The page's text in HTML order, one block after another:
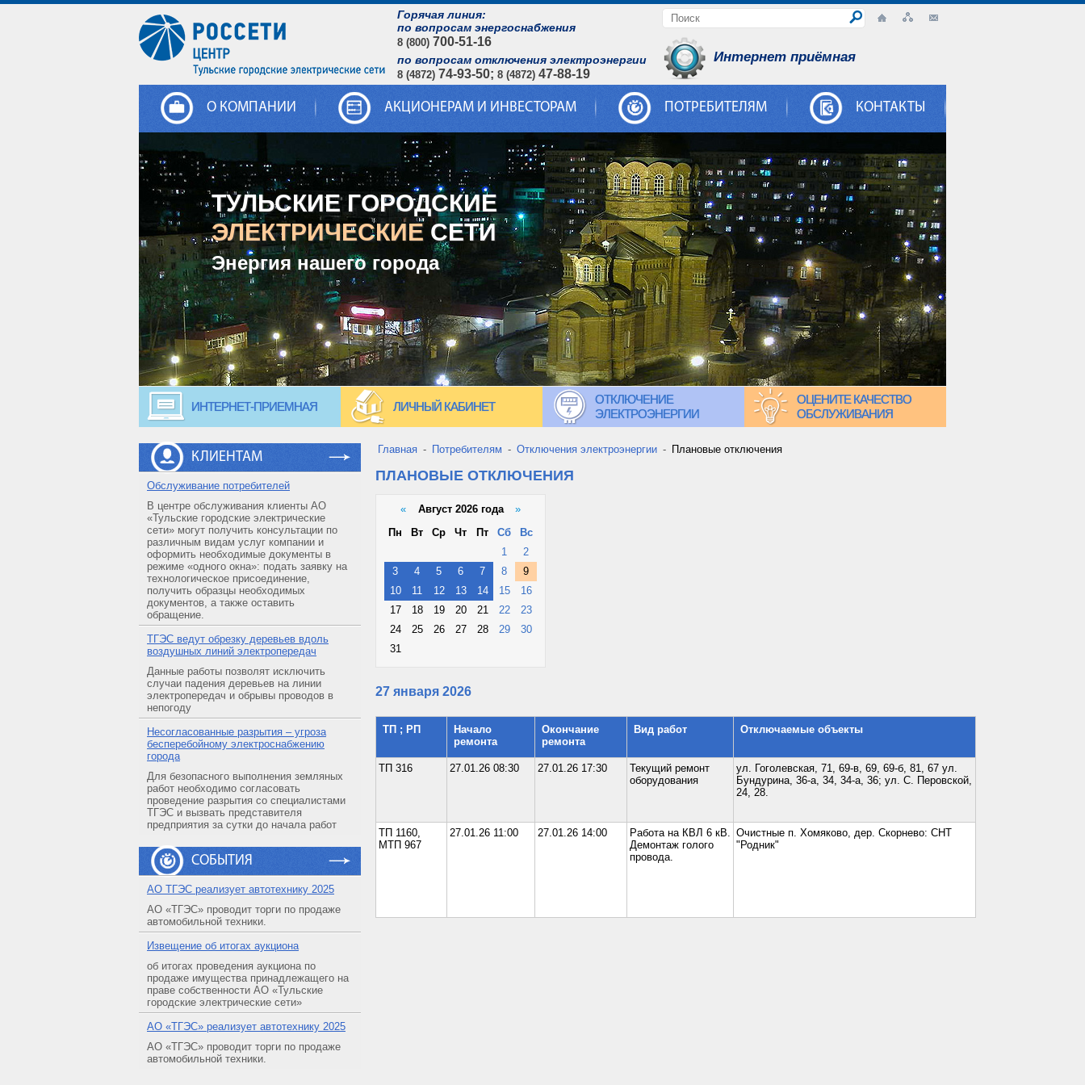
Горячая линия:
по вопросам энергоснабжения
8 (800) 700-51-16
по вопросам отключения электроэнергии
8 (4872) 74-93-50; 8 (4872) 47-88-19
Интернет приёмная
О КОМПАНИИ АКЦИОНЕРАМ И ИНВЕСТОРАМ ПОТРЕБИТЕЛЯМ КОНТАКТЫ
ТУЛЬСКИЕ ГОРОДСКИЕ
ЭЛЕКТРИЧЕСКИЕ СЕТИ
Энергия нашего города
ИНТЕРНЕТ-ПРИЕМНАЯ ЛИЧНЫЙ КАБИНЕТ
ОТКЛЮЧЕНИЕ
ЭЛЕКТРОЭНЕРГИИ
ОЦЕНИТЕ КАЧЕСТВО
ОБСЛУЖИВАНИЯ
КЛИЕНТАМ
Обслуживание потребителей
В центре обслуживания клиенты АО
«Тульские городские электрические
сети» могут получить консультации по
различным видам услуг компании и
оформить необходимые документы в
режиме «одного окна»: подать заявку на
технологическое присоединение,
получить образцы необходимых
документов, а также оставить
обращение.
ТГЭС ведут обрезку деревьев вдоль
воздушных линий электропередач
Данные работы позволят исключить
случаи падения деревьев на линии
электропередач и обрывы проводов в
непогоду
Несогласованные разрытия – угроза
бесперебойному электроснабжению
города
Для безопасного выполнения земляных
работ необходимо согласовать
проведение разрытия со специалистами
ТГЭС и вызвать представителя
предприятия за сутки до начала работ
СОБЫТИЯ
АO ТГЭС реализует автотехнику 2025
АО «ТГЭС» проводит торги по продаже
автомобильной техники.
Извещение об итогах аукциона
об итогах проведения аукциона по
продаже имущества принадлежащего на
праве собственности АО «Тульские
городские электрические сети»
АO «ТГЭС» реализует автотехнику 2025
АО «ТГЭС» проводит торги по продаже
автомобильной техники.
Главная - Потребителям - Отключения электроэнергии - Плановые отключения
ПЛАНОВЫЕ ОТКЛЮЧЕНИЯ
« »
Август 2026 года
Пн
Вт Ср Чт Пт Сб
Вс
1
2
3
4 5 6 7 8
9
10
11 12 13 14 15
16
17
18 19 20 21 22
23
24
25 26 27 28 29
30
31
27 января 2026
ТП ; РП
Начало
ремонта
Окончание
ремонта
Вид работ Отключаемые объекты
ТП 316 27.01.26 08:30 27.01.26 17:30
Текущий ремонт
оборудования
ул. Гоголевская, 71, 69-в, 69, 69-б, 81, 67 ул.
Бундурина, 36-а, 34, 34-а, 36; ул. С. Перовской,
24, 28.
ТП 1160,
МТП 967
27.01.26 11:00 27.01.26 14:00
Работа на КВЛ 6 кВ.
Демонтаж голого
провода.
Очистные п. Хомяково, дер. Скорнево: СНТ
"Родник"